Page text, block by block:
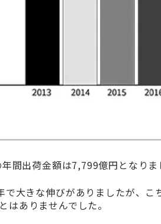
間出荷金額は7,799億円となり
大きな伸びがありましたが、こ
はありませんでした。